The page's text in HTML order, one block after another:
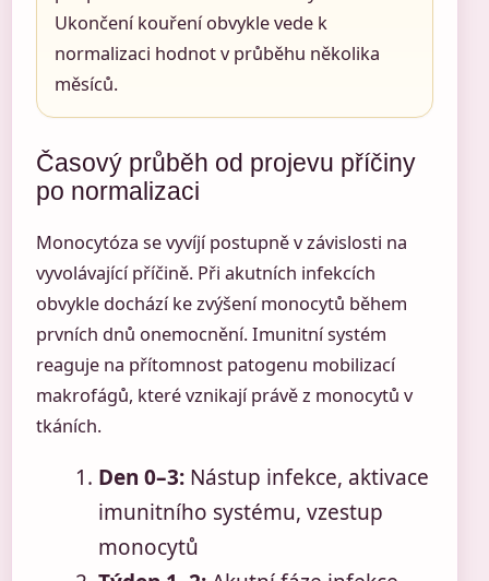
Ukončení kouření obvykle vede k
normalizaci hodnot v průběhu několika
měsíců.
Časový průběh od projevu příčiny
po normalizaci
Monocytóza se vyvíjí postupně v závislosti na
vyvolávající příčině. Při akutních infekcích
obvykle dochází ke zvýšení monocytů během
prvních dnů onemocnění. Imunitní systém
reaguje na přítomnost patogenu mobilizací
makrofágů, které vznikají právě z monocytů v
tkáních.
Den 0–3: Nástup infekce, aktivace
imunitního systému, vzestup
monocytů